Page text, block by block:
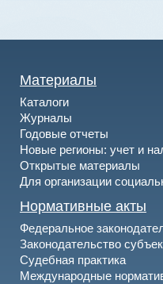
Материалы
Каталоги
Журналы
Годовые отчеты
Новые регионы: учет и
Открытые материалы
Для организации
Нормативные акты
Федеральное
Законодательство
Судебная практика
Международные